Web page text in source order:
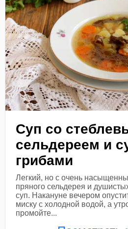
Суп со
сельдереем и
грибами
Легкий, но с очень
пряного сельдерея и
суп. Накануне вечером
миску с холодной водой, а
промойте...